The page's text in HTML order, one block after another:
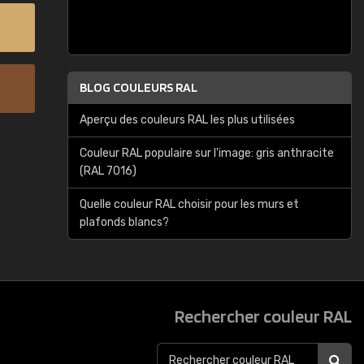
BLOG COULEURS RAL
Aperçu des couleurs RAL les plus utilisées
Couleur RAL populaire sur l'image: gris anthracite
(RAL 7016)
Quelle couleur RAL choisir pour les murs et
plafonds blancs?
Rechercher couleur RAL